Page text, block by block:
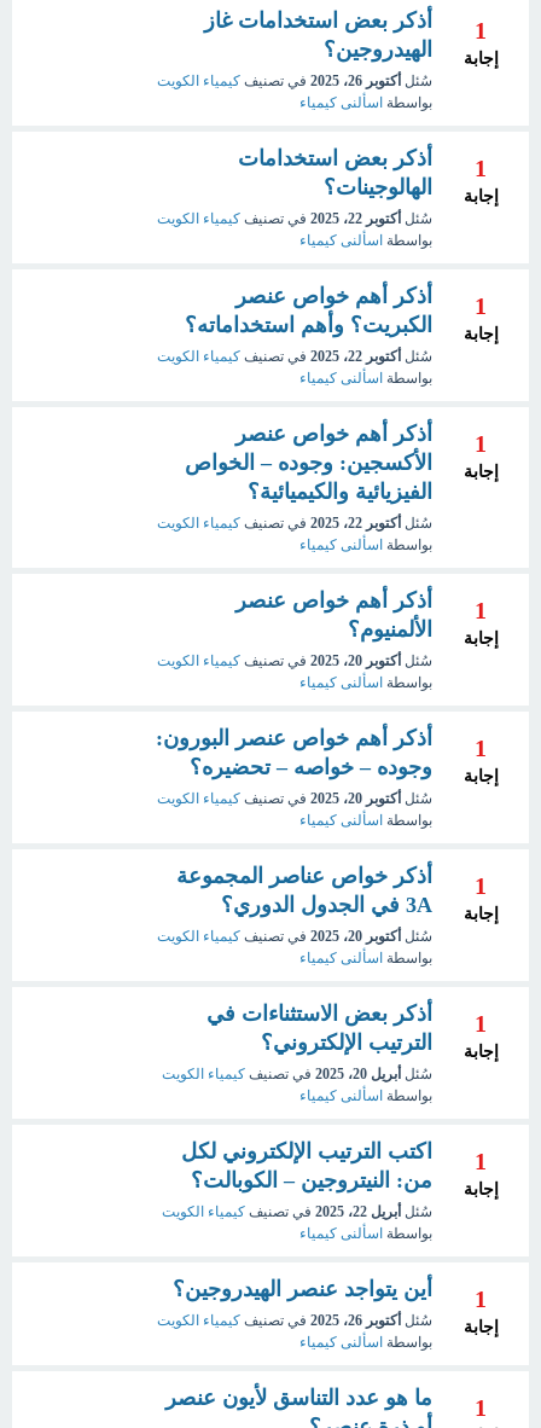
1
إجابة
أذكر بعض استخدامات غاز
الهيدروجين؟
سُئل أكتوبر 26، 2025 في تصنيف كيمياء الكويت
بواسطة اسألنى كيمياء
1
إجابة
أذكر بعض استخدامات
الهالوجينات؟
سُئل أكتوبر 22، 2025 في تصنيف كيمياء الكويت
بواسطة اسألنى كيمياء
1
إجابة
أذكر أهم خواص عنصر
الكبريت؟ وأهم استخداماته؟
سُئل أكتوبر 22، 2025 في تصنيف كيمياء الكويت
بواسطة اسألنى كيمياء
1
إجابة
أذكر أهم خواص عنصر
الأكسجين: وجوده – الخواص
الفيزيائية والكيميائية؟
سُئل أكتوبر 22، 2025 في تصنيف كيمياء الكويت
بواسطة اسألنى كيمياء
1
إجابة
أذكر أهم خواص عنصر
الألمنيوم؟
سُئل أكتوبر 20، 2025 في تصنيف كيمياء الكويت
بواسطة اسألنى كيمياء
1
إجابة
أذكر أهم خواص عنصر البورون:
وجوده – خواصه – تحضيره؟
سُئل أكتوبر 20، 2025 في تصنيف كيمياء الكويت
بواسطة اسألنى كيمياء
1
إجابة
أذكر خواص عناصر المجموعة
3A في الجدول الدوري؟
سُئل أكتوبر 20، 2025 في تصنيف كيمياء الكويت
بواسطة اسألنى كيمياء
1
إجابة
أذكر بعض الاستثناءات في
الترتيب الإلكتروني؟
سُئل أبريل 20، 2025 في تصنيف كيمياء الكويت
بواسطة اسألنى كيمياء
1
إجابة
اكتب الترتيب الإلكتروني لكل
من: النيتروجين – الكوبالت؟
سُئل أبريل 22، 2025 في تصنيف كيمياء الكويت
بواسطة اسألنى كيمياء
1
إجابة
أين يتواجد عنصر الهيدروجين؟
سُئل أكتوبر 26، 2025 في تصنيف كيمياء الكويت
بواسطة اسألنى كيمياء
1
ما هو عدد التناسق لأيون عنصر